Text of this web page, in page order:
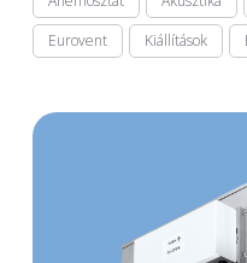
Eurovent
Kiállítások